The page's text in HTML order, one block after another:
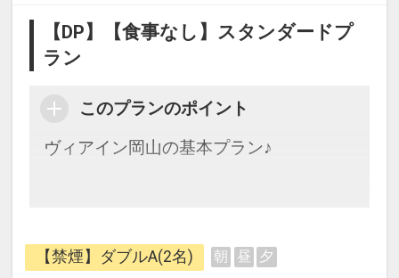
【DP】【食事なし】スタンダードプ
ラン
このプランのポイント
ヴィアイン岡山の基本プラン♪
朝」を迎えられるホテル』
をコンセプトに、外装･内装にこだわっ
【禁煙】ダブルA(2名) 朝 昼 夕